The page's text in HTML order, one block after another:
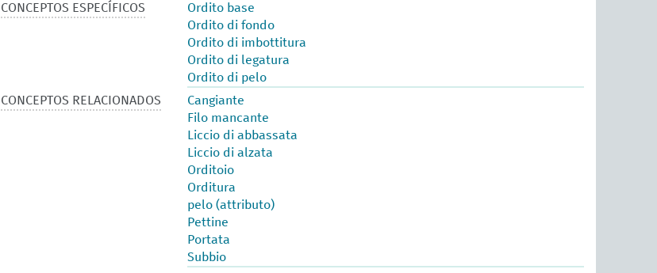
CONCEPTOS ESPECÍFICOS
Ordito base
Ordito di fondo
Ordito di imbottitura
Ordito di legatura
Ordito di pelo
CONCEPTOS RELACIONADOS
Cangiante
Filo mancante
Liccio di abbassata
Liccio di alzata
Orditoio
Orditura
pelo (attributo)
Pettine
Portata
Subbio